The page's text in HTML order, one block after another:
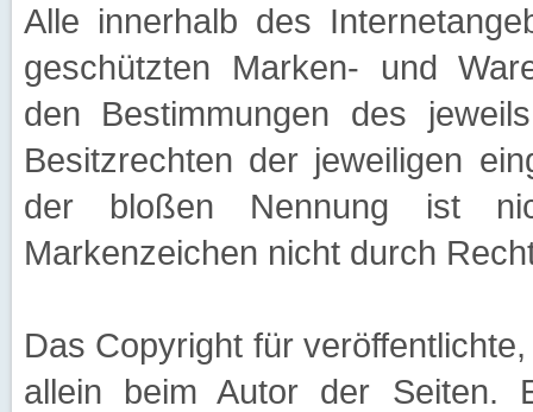
Alle innerhalb des
geschützten Marken- und
den Bestimmungen des
Besitzrechten der jeweiligen
der bloßen Nennung ist
Markenzeichen nicht durch
Das Copyright für
allein beim Autor der Seiten.